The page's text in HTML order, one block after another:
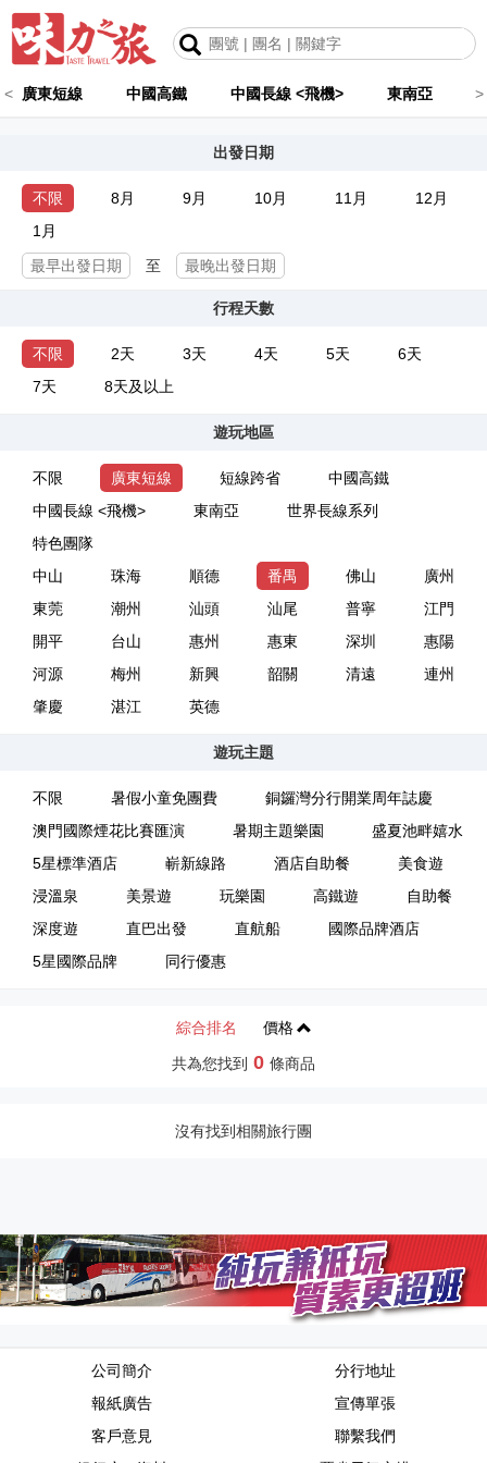
< 廣東短線 中國高鐵 中國長線 <飛機> 東南亞 >
出發日期
不限 8月 9月 10月 11月
12月
1月
至
行程天數
不限 2天 3天 4天 5天
6天
7天
8天及以上
遊玩地區
不限 廣東短線 短線跨省
中國高鐵
中國長線 <飛機>
東南亞
世界長線系列
特色團隊
中山
珠海 順德 番禺 佛山
廣州
東莞
潮州 汕頭 汕尾 普寧
江門
開平
台山 惠州 惠東 深圳
惠陽
河源
梅州 新興 韶關 清遠
連州
肇慶
湛江 英德
遊玩主題
不限 暑假小童免團費
銅鑼灣分行開業周年誌慶
澳門國際煙花比賽匯演
暑期主題樂園
盛夏池畔嬉水
5星標準酒店
嶄新線路 酒店自助餐
美食遊
浸溫泉
美景遊 玩樂園 高鐵遊
自助餐
深度遊
直巴出發 直航船
國際品牌酒店
5星國際品牌
同行優惠
綜合排名 價格
共為您找到 0 條商品
沒有找到相關旅行團
公司簡介
分行地址
報紙廣告
宣傳單張
客戶意見
聯繫我們